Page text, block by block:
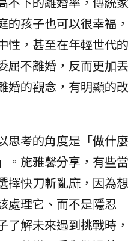
的孩子也可以很幸福，
性，甚至在年輕世代的
屈不離婚，反而更加丟
婚的觀念，有明顯的改
思考的角度是「做什麼
。施雅馨分享，有些當
擇快刀斬亂麻，因為想
處理它、而不是隱忍
了解未來遇到挑戰時，